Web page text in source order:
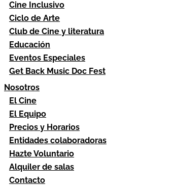
Cine Inclusivo
Ciclo de Arte
Club de Cine y literatura
Educación
Eventos Especiales
Get Back Music Doc Fest
Nosotros
El Cine
El Equipo
Precios y Horarios
Entidades colaboradoras
Hazte Voluntario
Alquiler de salas
Contacto